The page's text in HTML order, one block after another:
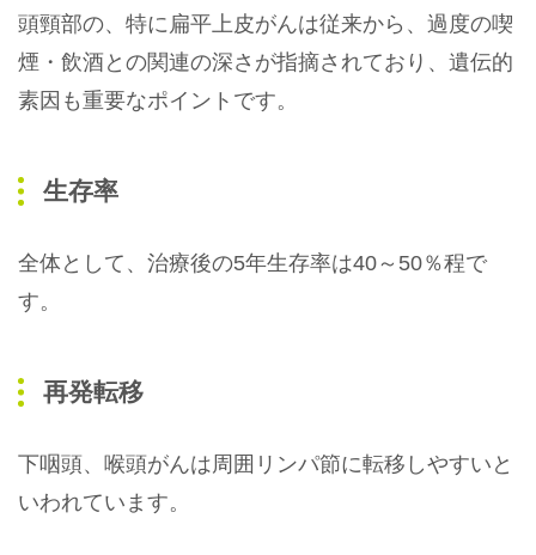
頭頸部の、特に扁平上皮がんは従来から、過度の喫
煙・飲酒との関連の深さが指摘されており、遺伝的
素因も重要なポイントです。
生存率
全体として、治療後の5年生存率は40～50％程で
す。
再発転移
下咽頭、喉頭がんは周囲リンパ節に転移しやすいと
いわれています。